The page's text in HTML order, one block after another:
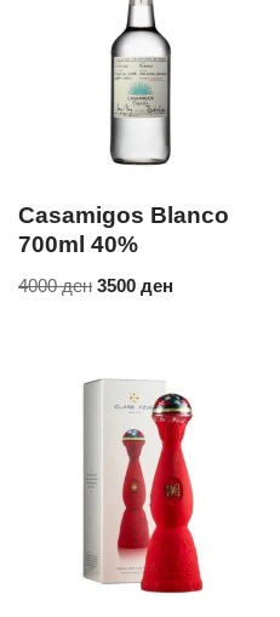
Casamigos Blanco
700ml 40%
4000ден 3500 ден